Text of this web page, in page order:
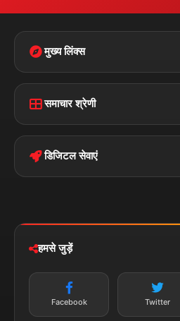
मुख्य लिंक्स
Disclaimer
Privacy Policy
समाचार श्रेणी
पॉलिटिकल
डिजिटल सेवाएं
न्यूज़ अलर्ट
सब्सक्राइब करें
हमसे जुड़ें
Facebook Twitter